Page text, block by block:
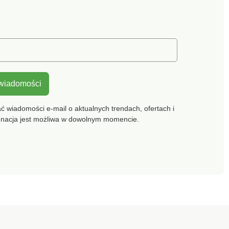
haczyki z tyłu. Standard
1216 / 3 IFTH). Znak ten
spektrum substancji
szkodliwych, a produkt jest
wiadomości e-mail o aktualnych trendach, ofertach i
jest możliwa w dowolnym momencie.